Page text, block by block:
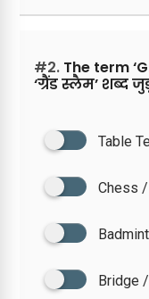
#2. The term
‘ग्रैंड स्लैम’ शब्द
Table
Chess
Bridge